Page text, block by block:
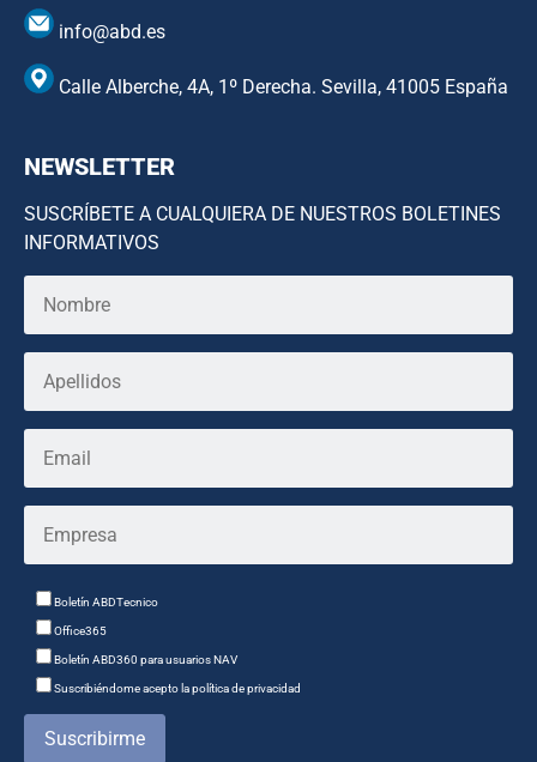
info@abd.es
Calle Alberche, 4A, 1º Derecha. Sevilla, 41005 España
NEWSLETTER
SUSCRÍBETE A CUALQUIERA DE NUESTROS BOLETINES
INFORMATIVOS
Boletín ABDTecnico
Office365
Boletín ABD360 para usuarios NAV
Suscribiéndome acepto la política de privacidad
Suscribirme